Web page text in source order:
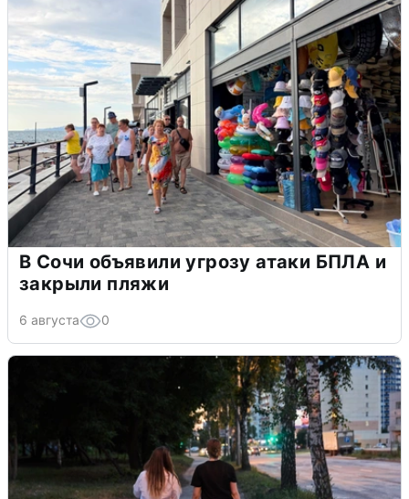
В Сочи объявили угрозу атаки БПЛА и
закрыли пляжи
6 августа 0